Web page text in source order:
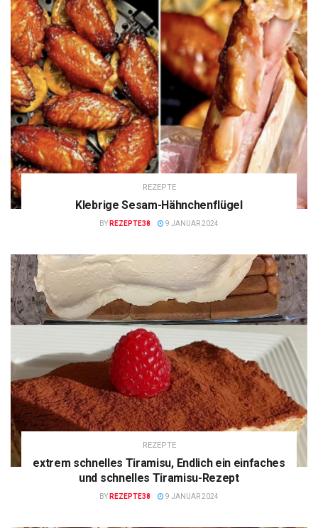
REZEPTE
Klebrige Sesam-Hähnchenflügel
BY REZEPTE38 9 JANUAR 2024
REZEPTE
extrem schnelles Tiramisu, Endlich ein einfaches
und schnelles Tiramisu-Rezept
BY REZEPTE38 9 JANUAR 2024